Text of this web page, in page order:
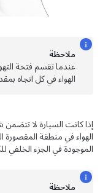
ملاحظة
عندما تقسم فتحة التهوية
الهواء في كل اتجاه
إذا كانت السيارة لا تتضمن
الهواء في منطقة المقصورة
الموجودة في الجزء الخلفي
ملاحظة